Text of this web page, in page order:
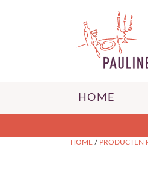
HOME
HOME / PRODUCTEN